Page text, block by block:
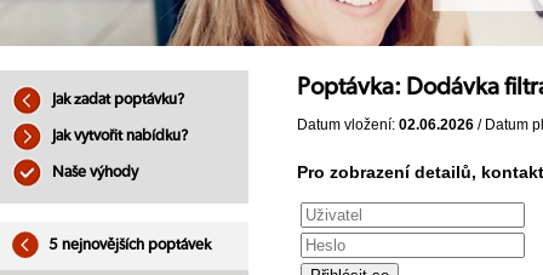
Jak zadat poptávku?
Jak vytvořit nabídku?
Naše výhody
5 nejnovějších poptávek
Poptávka: Dodávka
Datum vložení: 02.06.2026 / Datum
Pro zobrazení detailů,